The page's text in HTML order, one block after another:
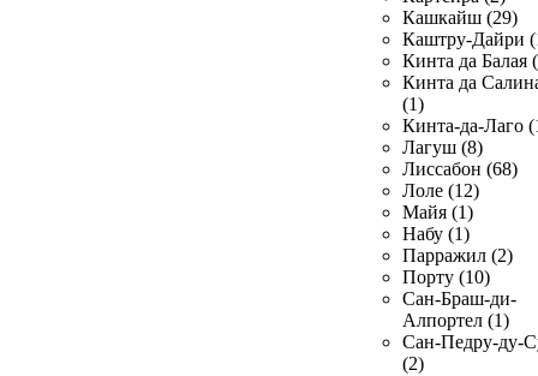
Кашкайш (29)
Каштру-Дайри
Кинта да Балая
Кинта да
(1)
Кинта-да-Лаго
Лагуш (8)
Лиссабон (68)
Лоле (12)
Майя (1)
Набу (1)
Парражил (2)
Порту (10)
Сан-Браш-ди-
Алпортел (1)
Сан-Педру-ду-
(2)